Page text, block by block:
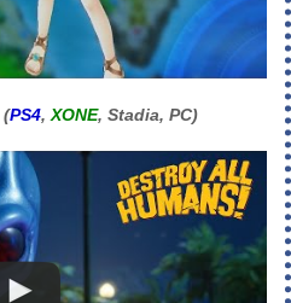
(PS4, XONE, Stadia, PC)